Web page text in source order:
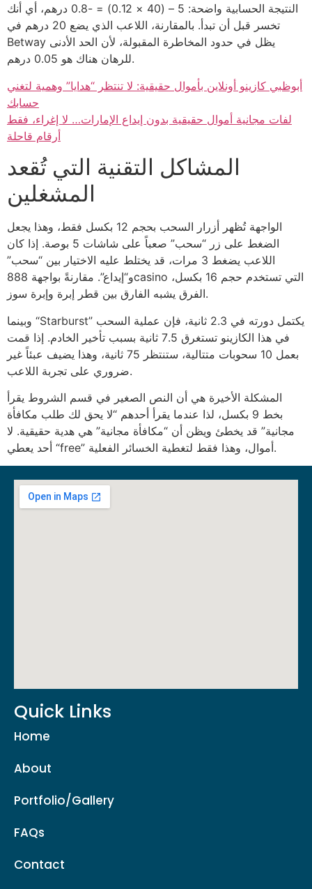
النتيجة الحسابية واضحة: 5 – (40 × 0.12) = -0.8 درهم، أي أنك
تخسر قبل أن تبدأ. بالمقارنة، اللاعب الذي يضع 20 درهم في
Betway يظل في حدود المخاطرة المقبولة، لأن الحد الأدنى
للرهان هناك هو 0.05 درهم.
أبوظبي كازينو أونلاين بأموال حقيقية: لا تنتظر “هدايا” وهمية لتغني
حسابك
لفات مجانية أموال حقيقية بدون إيداع الإمارات… لا إغراء، فقط
أرقام قاحلة
المشاكل التقنية التي تُقعد
المشغلين
الواجهة تُظهر أزرار السحب بحجم 12 بكسل فقط، وهذا يجعل
الضغط على زر “سحب” صعباً على شاشات 5 بوصة. إذا كان
اللاعب يضغط 3 مرات، قد يختلط عليه الاختيار بين “سحب”
و“إيداع”. مقارنةً بواجهة 888casino التي تستخدم حجم 16 بكسل،
الفرق يشبه الفارق بين قطر إبرة وإبرة سوز.
وبينما “Starburst” يكتمل دورته في 2.3 ثانية، فإن عملية السحب
في هذا الكازينو تستغرق 7.5 ثانية بسبب تأخير الخادم. إذا قمت
بعمل 10 سحوبات متتالية، ستنتظر 75 ثانية، وهذا يضيف عبئاً غير
ضروري على تجربة اللاعب.
المشكلة الأخيرة هي أن النص الصغير في قسم الشروط يقرأ
بخط 9 بكسل، لذا عندما يقرأ أحدهم “لا يحق لك طلب مكافأة
مجانية” قد يخطئ ويظن أن “مكافأة مجانية” هي هدية حقيقية. لا
أحد يعطي “free” أموال، وهذا فقط لتغطية الخسائر الفعلية.
Quick Links
Home
About
Portfolio/Gallery
FAQs
Contact